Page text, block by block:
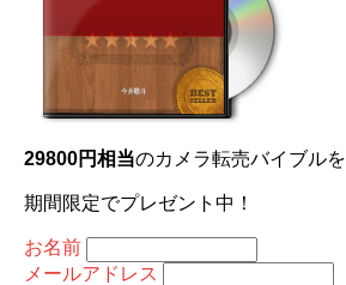
29800円相当のカメラ転売バイブルを
期間限定でプレゼント中！
お名前
メールアドレス